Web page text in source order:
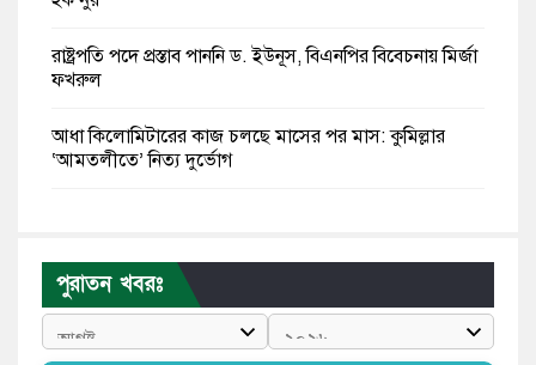
রাষ্ট্রপতি পদে প্রস্তাব পাননি ড. ইউনূস, বিএনপির বিবেচনায় মির্জা
ফখরুল
আধা কিলোমিটারের কাজ চলছে মাসের পর মাস: কুমিল্লার
‘আমতলীতে’ নিত্য দুর্ভোগ
পুলিশকে পিটিয়ে রক্তাক্ত করেছি এ দৃশ্য কি আপনারা দেখেননি:
এনসিপি নেতা
পুরাতন খবরঃ